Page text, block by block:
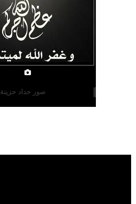
صور حداد حزينة